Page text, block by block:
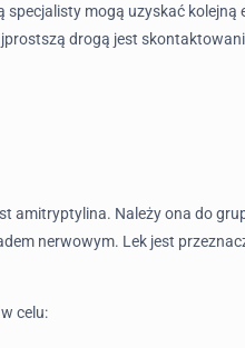
mogą uzyskać kolejną
drogą jest
amitryptylina. Należy ona do
nerwowym. Lek jest
celu: